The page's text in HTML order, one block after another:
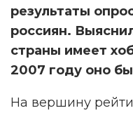
результаты
россиян.
страны имеет
2007 году оно
На вершину